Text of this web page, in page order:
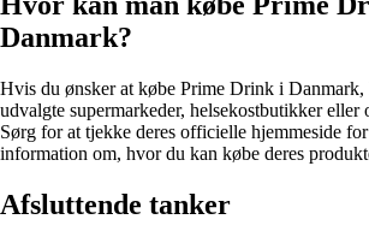
Danmark?
Hvis du ønsker at købe Prime Drink i Danmark,
udvalgte supermarkeder, helsekostbutikker eller
Sørg for at tjekke deres officielle hjemmeside
information om, hvor du kan købe deres
Afsluttende tanker